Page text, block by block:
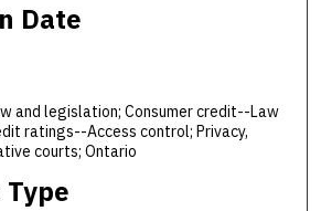
Date
and legislation; Consumer credit--Law
ratings--Access control; Privacy,
courts; Ontario